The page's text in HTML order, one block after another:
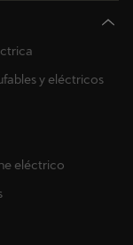
y eléctricos
eléctrico